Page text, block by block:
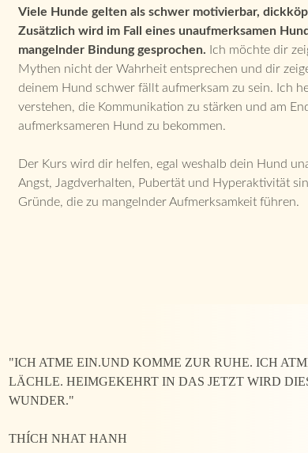
Viele Hunde gelten als schwer motivierbar,
Zusätzlich wird im Fall eines unaufmerksamen
mangelnder Bindung gesprochen.
Ich möchte dir
Mythen nicht der Wahrheit entsprechen und dir
deinem Hund schwer fällt aufmerksam zu sein. Ich
verstehen, die Kommunikation zu stärken und am
aufmerksameren Hund zu bekommen.
Der Kurs wird dir helfen, egal weshalb dein Hund
Angst, Jagdverhalten, Pubertät und Hyperaktivität
Gründe, die zu mangelnder Aufmerksamkeit führen.
"ICH ATME EIN.UND KOMME ZUR RUHE. ICH
LÄCHLE. HEIMGEKEHRT IN DAS JETZT WIRD
WUNDER."
THÍCH NHAT HANH